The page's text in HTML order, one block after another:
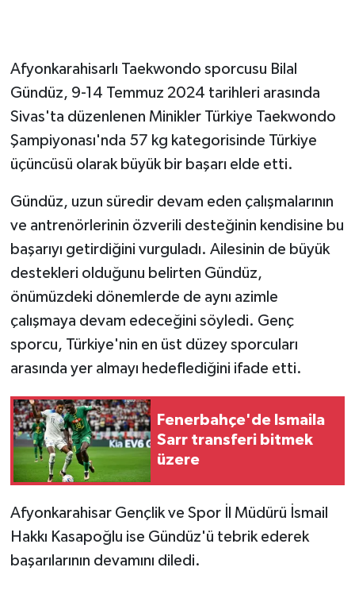
Afyonkarahisarlı Taekwondo sporcusu Bilal
Gündüz, 9-14 Temmuz 2024 tarihleri arasında
Sivas'ta düzenlenen Minikler Türkiye Taekwondo
Şampiyonası'nda 57 kg kategorisinde Türkiye
üçüncüsü olarak büyük bir başarı elde etti.
Gündüz, uzun süredir devam eden çalışmalarının
ve antrenörlerinin özverili desteğinin kendisine bu
başarıyı getirdiğini vurguladı. Ailesinin de büyük
destekleri olduğunu belirten Gündüz,
önümüzdeki dönemlerde de aynı azimle
çalışmaya devam edeceğini söyledi. Genç
sporcu, Türkiye'nin en üst düzey sporcuları
arasında yer almayı hedeflediğini ifade etti.
Fenerbahçe'de Ismaila
Sarr transferi bitmek
üzere
Afyonkarahisar Gençlik ve Spor İl Müdürü İsmail
Hakkı Kasapoğlu ise Gündüz'ü tebrik ederek
başarılarının devamını diledi.